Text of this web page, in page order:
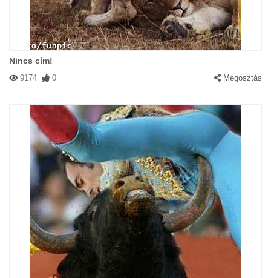
#165 Zsolti|2002-10-31 00:00:00| Válasz
Soha se higgy egy NŐNEK!!!!
Nincs cím!
9174 0 Megosztás